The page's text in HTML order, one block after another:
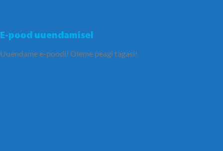
E-pood uuendamisel
Uuendame e-poodi! Oleme peagi tagasi!